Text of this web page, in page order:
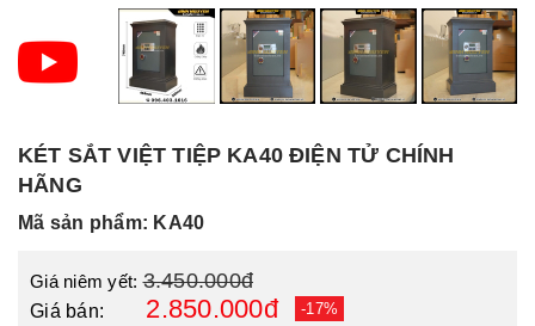
KÉT SẮT VIỆT TIỆP KA40 ĐIỆN TỬ CHÍNH
HÃNG
Mã sản phẩm: KA40
Giá niêm yết:3.450.000đ
Giá bán: 2.850.000đ -17%